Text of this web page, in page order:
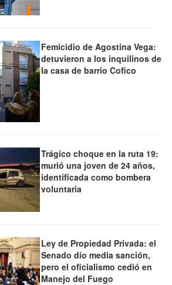
Femicidio de Agostina Vega:
detuvieron a los inquilinos de
la casa de barrio Cofico
Trágico choque en la ruta 19:
murió una joven de 24 años,
identificada como bombera
voluntaria
Ley de Propiedad Privada: el
Senado dio media sanción,
pero el oficialismo cedió en
Manejo del Fuego